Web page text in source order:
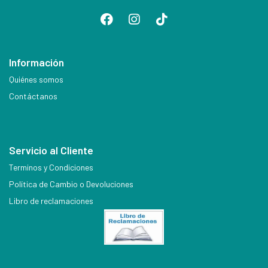
Información
Quiénes somos
Contáctanos
Servicio al Cliente
Terminos y Condiciones
Política de Cambio o Devoluciones
Libro de reclamaciones